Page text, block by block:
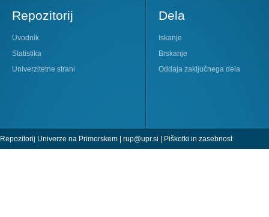
Repozitorij
Uvodnik
Statistika
Univerzitetne strani
Dela
Iskanje
Brskanje
Oddaja zaključnega dela
Repozitorij Univerze na Primorskem | rup@upr.si | Piškotki in zasebnost